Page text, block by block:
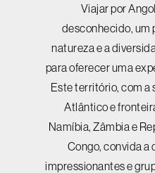
Viajar por
desconhecido, um
natureza e a
para oferecer uma
Este território, com a
Atlântico e
Namíbia, Zâmbia e
Congo, convida a
impressionantes e